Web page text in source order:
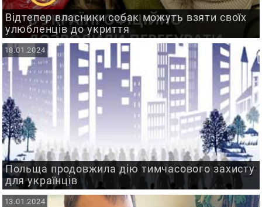
Відтепер власники собак можуть взяти своїх
улюбленців до укриття
Польща продовжила дію тимчасового захисту
для українців
18.01.2024
13.01.2024